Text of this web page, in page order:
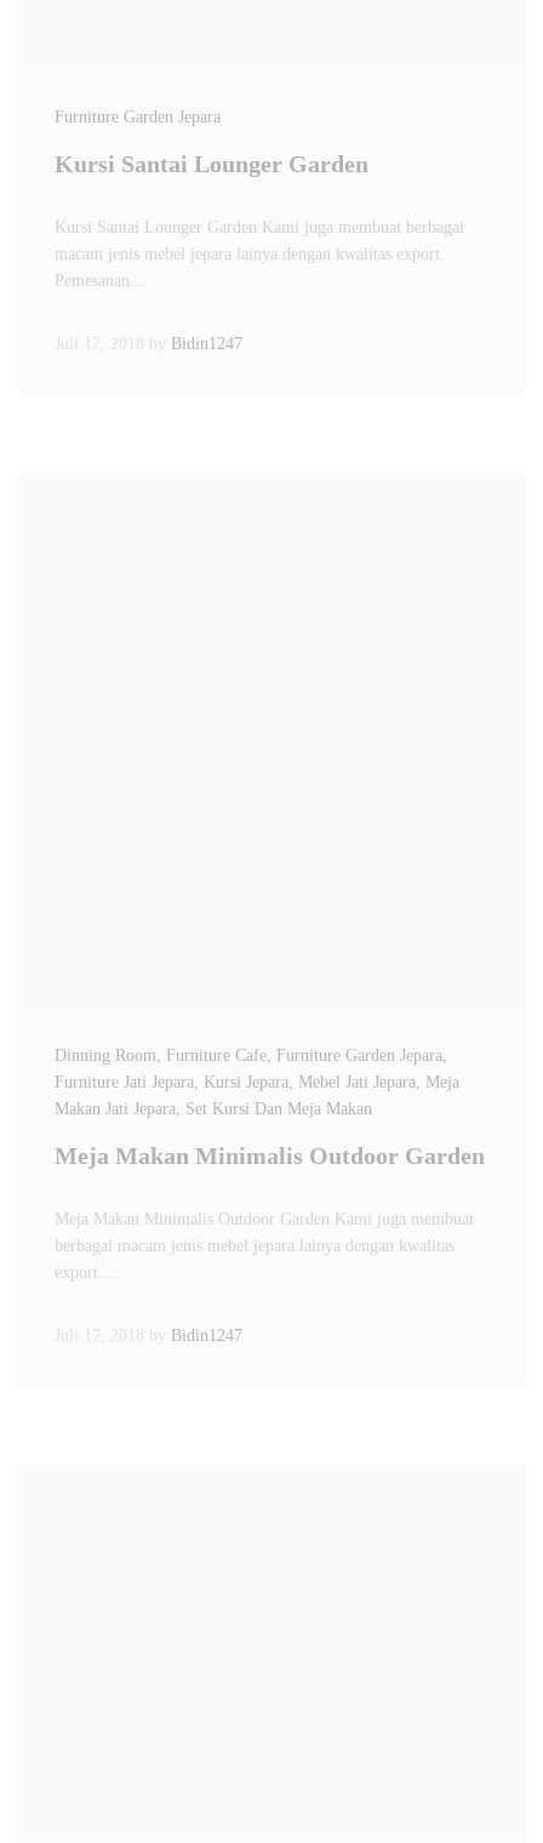
Furniture Garden Jepara
Kursi Santai Lounger Garden
Kursi Santai Lounger Garden Kami juga membuat berbagai
macam jenis mebel jepara lainya dengan kwalitas export.
Pemesanan…
Juli 17, 2018 by Bidin1247
Dinning Room, Furniture Cafe, Furniture Garden Jepara,
Furniture Jati Jepara, Kursi Jepara, Mebel Jati Jepara, Meja
Makan Jati Jepara, Set Kursi Dan Meja Makan
Meja Makan Minimalis Outdoor Garden
Meja Makan Minimalis Outdoor Garden Kami juga membuat
berbagai macam jenis mebel jepara lainya dengan kwalitas
export.…
Juli 17, 2018 by Bidin1247